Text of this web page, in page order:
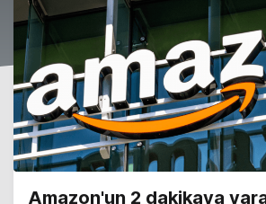
Amazon'un 2 dakikaya